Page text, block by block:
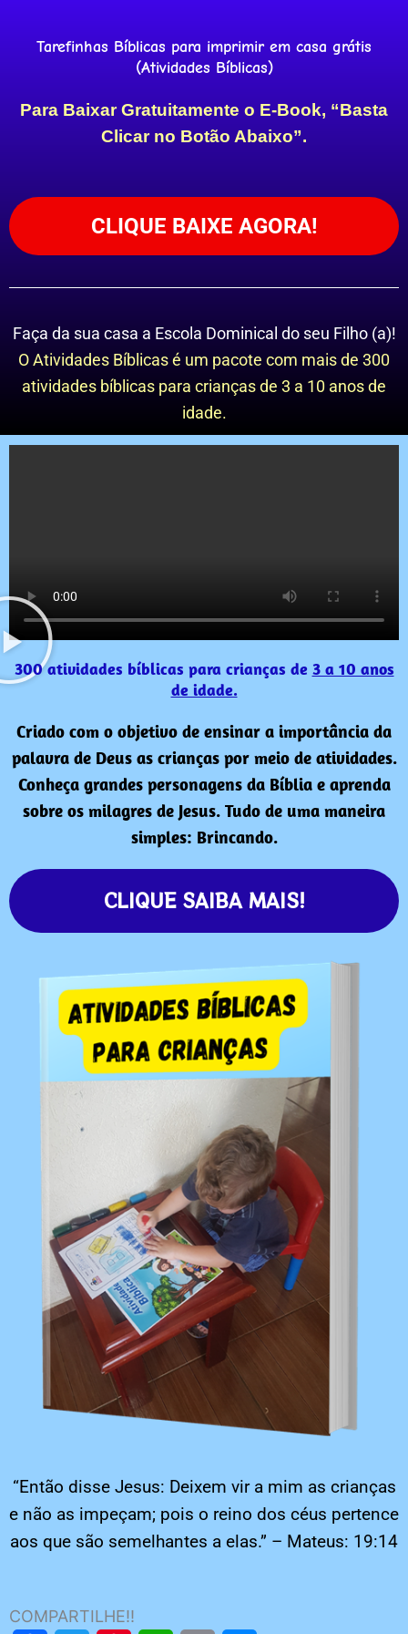
Tarefinhas Bíblicas para imprimir em casa grátis
(Atividades Bíblicas)
Para Baixar Gratuitamente o E-Book, “Basta
Clicar no Botão Abaixo”.
CLIQUE BAIXE AGORA!
Faça da sua casa a Escola Dominical do seu Filho (a)!
O Atividades Bíblicas é um pacote com mais de 300
atividades bíblicas para crianças de 3 a 10 anos de
idade.
300 atividades bíblicas para crianças de 3 a 10 anos
de idade.
Criado com o objetivo de ensinar a importância da
palavra de Deus as crianças por meio de atividades.
Conheça grandes personagens da Bíblia e aprenda
sobre os milagres de Jesus. Tudo de uma maneira
simples: Brincando.
CLIQUE SAIBA MAIS!
“Então disse Jesus: Deixem vir a mim as crianças
e não as impeçam; pois o reino dos céus pertence
aos que são semelhantes a elas.” – Mateus: 19:14
COMPARTILHE!!